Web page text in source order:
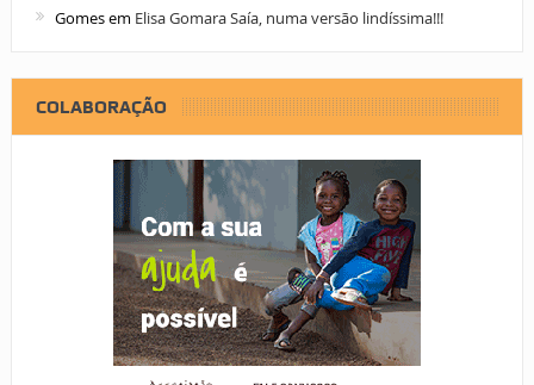
Gomesem Elisa Gomara Saía, numa versão lindíssima!!!
COLABORAÇÃO